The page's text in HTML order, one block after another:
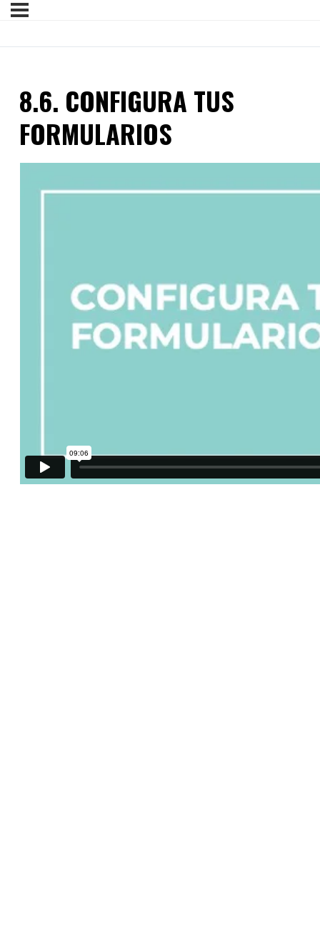
8.6. CONFIGURA TUS
FORMULARIOS